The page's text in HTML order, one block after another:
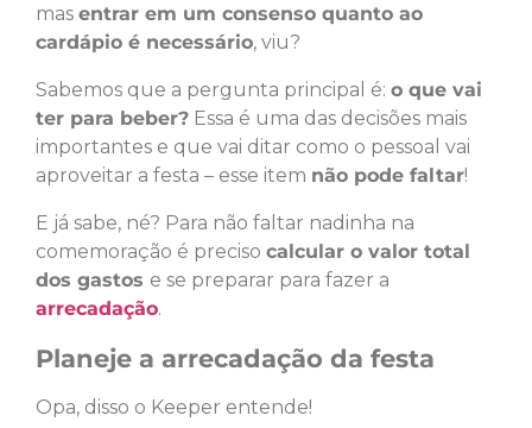
mas entrar em um consenso quanto ao
cardápio é necessário, viu?
Sabemos que a pergunta principal é: o que vai
ter para beber? Essa é uma das decisões mais
importantes e que vai ditar como o pessoal vai
aproveitar a festa – esse item não pode faltar!
E já sabe, né? Para não faltar nadinha na
comemoração é preciso calcular o valor total
dos gastos e se preparar para fazer a
arrecadação.
Planeje a arrecadação da festa
Opa, disso o Keeper entende!